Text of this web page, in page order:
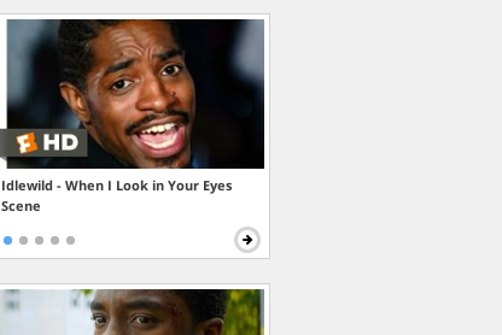
Idlewild - When I Look in Your Eyes
Scene